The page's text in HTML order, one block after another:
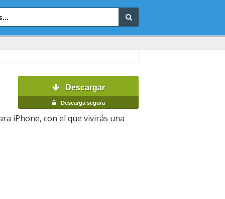
Descargar
Descarga segura
iPhone, con el que vivirás una